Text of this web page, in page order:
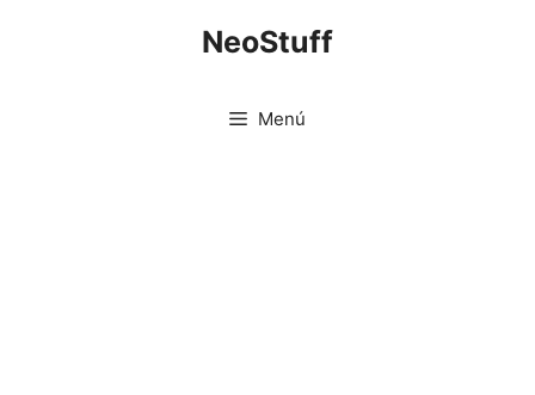
NeoStuff
Menú